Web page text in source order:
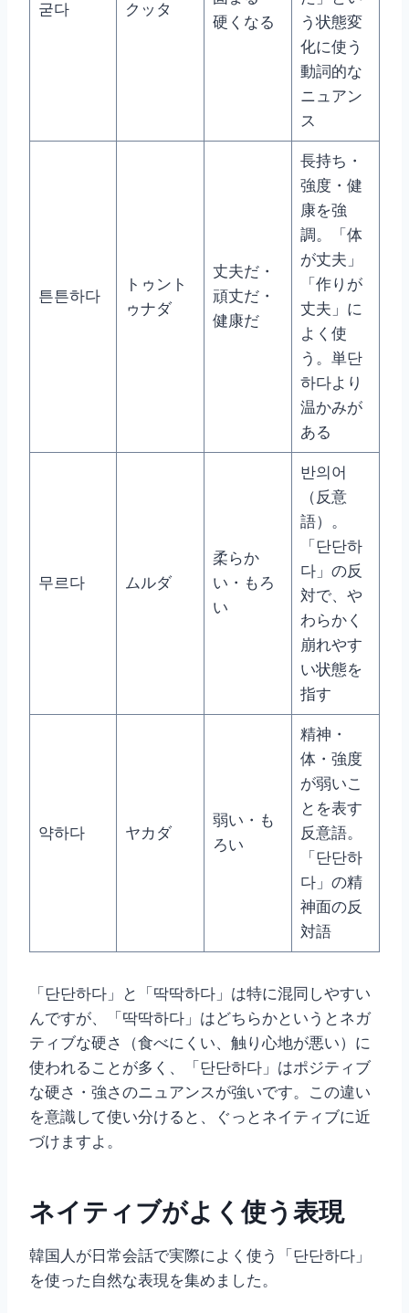
굳다 クッタ
硬くなる
う状態変
化に使う
動詞的な
ニュアン
ス
튼튼하다
トゥント
ゥナダ
丈夫だ・
頑丈だ・
健康だ
長持ち・
強度・健
康を強
調。「体
が丈夫」
「作りが
丈夫」に
よく使
う。単단
하다より
温かみが
ある
무르다 ムルダ
柔らか
い・もろ
い
반의어
（反意
語）。
「단단하
다」の反
対で、や
わらかく
崩れやす
い状態を
指す
약하다 ヤカダ
弱い・も
ろい
精神・
体・強度
が弱いこ
とを表す
反意語。
「단단하
다」の精
神面の反
対語
「단단하다」と「딱딱하다」は特に混同しやすい
んですが、「딱딱하다」はどちらかというとネガ
ティブな硬さ（食べにくい、触り心地が悪い）に
使われることが多く、「단단하다」はポジティブ
な硬さ・強さのニュアンスが強いです。この違い
を意識して使い分けると、ぐっとネイティブに近
づけますよ。
ネイティブがよく使う表現
韓国人が日常会話で実際によく使う「단단하다」
を使った自然な表現を集めました。